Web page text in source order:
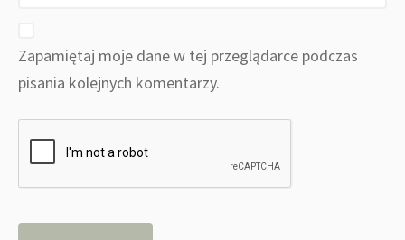
Zapamiętaj moje dane w tej przeglądarce podczas
pisania kolejnych komentarzy.